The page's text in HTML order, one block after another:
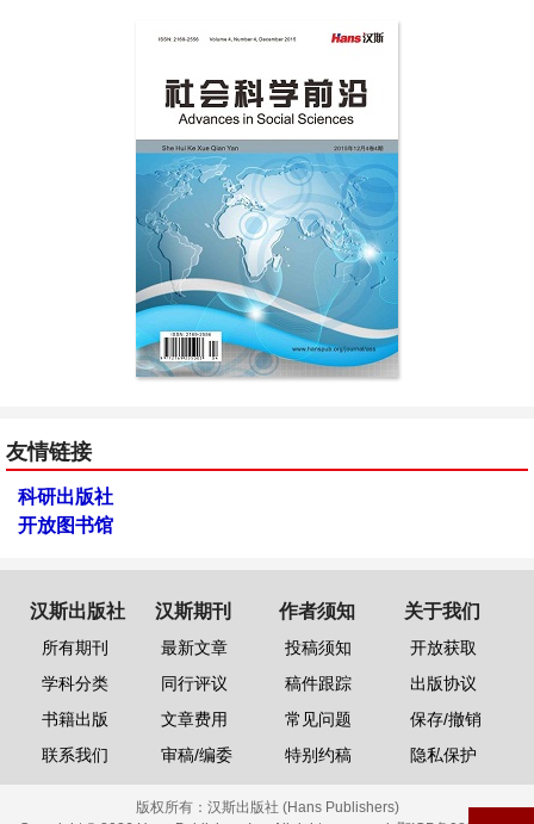
友情链接
科研出版社
开放图书馆
汉斯出版社
所有期刊
学科分类
书籍出版
联系我们
汉斯期刊
最新文章
同行评议
文章费用
审稿/编委
作者须知
投稿须知
稿件跟踪
常见问题
特别约稿
关于我们
开放获取
出版协议
保存/撤销
隐私保护
版权所有： 汉斯出版社 (Hans Publishers)